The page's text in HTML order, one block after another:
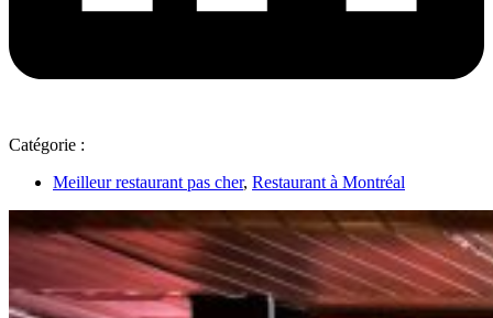
Catégorie :
Meilleur restaurant pas cher, Restaurant à Montréal